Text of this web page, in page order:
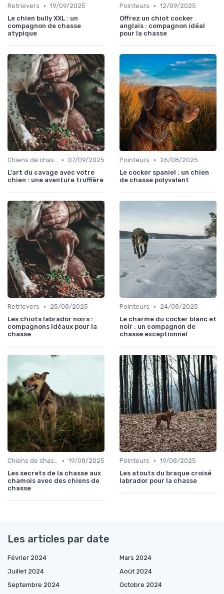
Retrievers • 19/09/2025
Le chien bully XXL : un
compagnon de chasse
atypique
Pointeurs • 12/09/2025
Offrez un chiot cocker
anglais : compagnon idéal
pour la chasse
Chiens de chasse au sanglier • 07/09/2025
L'art du cavage avec votre
chien : une aventure truffière
Pointeurs •
26/08/2025
Le cocker spaniel : un chien
de chasse polyvalent
Retrievers •
25/08/2025
Les chiots labrador noirs :
compagnons idéaux pour la
chasse
Pointeurs •
24/08/2025
Le charme du cocker blanc et
noir : un compagnon de
chasse exceptionnel
Chiens de chasse au sanglier • 19/08/2025
Les secrets de la chasse aux
chamois avec des chiens de
chasse
Pointeurs • 19/08/2025
Les atouts du braque croisé
labrador pour la chasse
Les articles par date
Février 2024
Mars 2024
Juillet 2024
Août 2024
Septembre 2024
Octobre 2024